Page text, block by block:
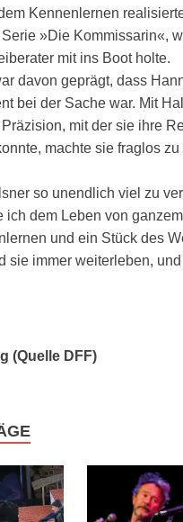
Kennenlernen
»Die Kommissarin«,
mit ins Boot holte.
davon geprägt, dass
bei der Sache war. Mit
mit der sie ihre
machte sie fraglos
so unendlich viel zu
ich dem Leben von
und ein Stück des
sie immer weiterleben,
(Quelle DFF)